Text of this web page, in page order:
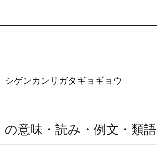
シゲンカンリガタギョギョウ
の意味・読み・例文・類語